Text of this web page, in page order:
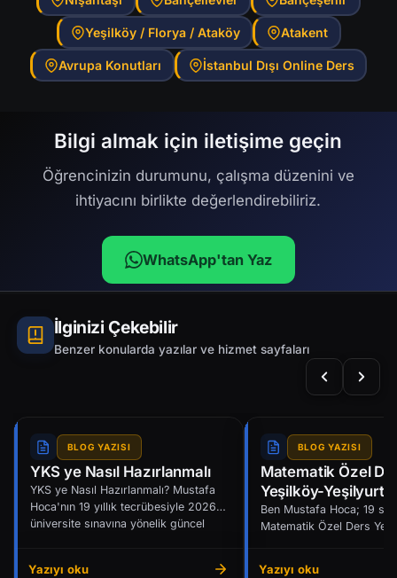
Yeşilköy / Florya / Ataköy Atakent
Avrupa Konutları İstanbul Dışı Online Ders
Bilgi almak için iletişime geçin
Öğrencinizin durumunu, çalışma düzenini ve
ihtiyacını birlikte değerlendirebiliriz.
WhatsApp'tan Yaz
İlginizi Çekebilir
Benzer konularda yazılar ve hizmet sayfaları
BLOG YAZISI
YKS ye Nasıl Hazırlanmalı
YKS ye Nasıl Hazırlanmalı? Mustafa
Hoca'nın 19 yıllık tecrübesiyle 2026
üniversite sınavına yönelik güncel
Yazıyı oku
BLOG YAZISI
Matematik Özel
Yeşilköy-Yeşilyurt-
Ataköy-Bakırköy
Ben Mustafa Hoca; 19
Matematik Özel Ders
Yazıyı oku